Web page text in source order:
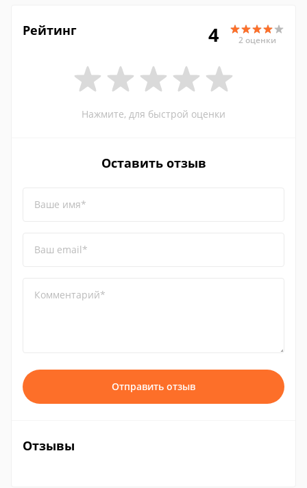
Рейтинг 4 2 оценки
Нажмите, для быстрой оценки
Оставить отзыв
Ваше имя*
Ваш email*
Комментарий*
Отправить отзыв
Отзывы